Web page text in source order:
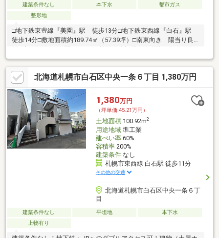
建築条件なし 本下水
都市ガス
整形地
□地下鉄東豊線『美園』駅 徒歩13分□地下鉄東西線『白石』駅
徒歩14分□敷地面積約189.74㎡（57.39坪）□南東向き 陽当り良
更地渡し
北海道札幌市白石区中央一条６丁目 1,380万円
1,380万円
（坪単価:45.21万円）
土地面積100.92m2
用途地域準工業
建ぺい率60%
容積率200%
建築条件なし
札幌市東西線 白石駅 徒歩11分
その他の交通
北海道札幌市白石区中央一条６丁
目
建築条件なし 平坦地
本下水
上物有り